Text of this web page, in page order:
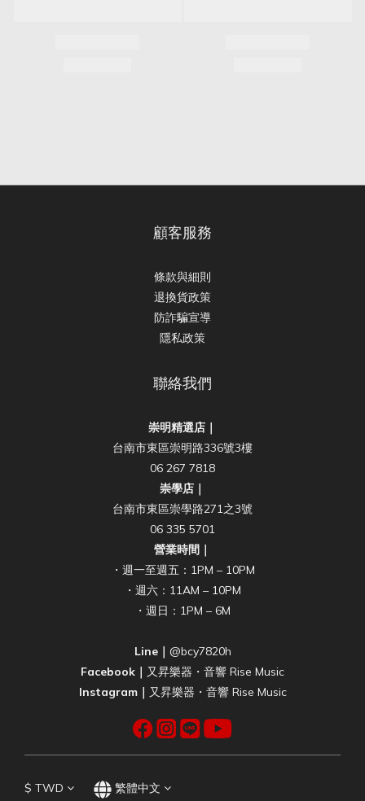
顧客服務
條款與細則
退換貨政策
防詐騙宣導
隱私政策
聯絡我們
崇明精選店｜
台南市東區崇明路336號3樓
06 267 7818
崇學店｜
台南市東區崇學路271之3號
06 335 5701
營業時間｜
・週一至週五：1PM – 10PM
・週六：11AM – 10PM
・週日：1PM – 6M
Line｜ @bcy7820h
Facebook｜ 又昇樂器・音響 Rise Music
Instagram｜ 又昇樂器・音響 Rise Music
$ TWD 繁體中文